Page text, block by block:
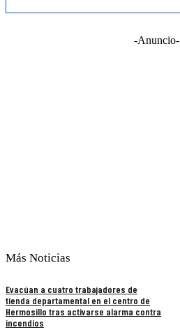
-Anuncio-
Más Noticias
Evacúan a cuatro trabajadores de
tienda departamental en el centro de
Hermosillo tras activarse alarma contra
incendios